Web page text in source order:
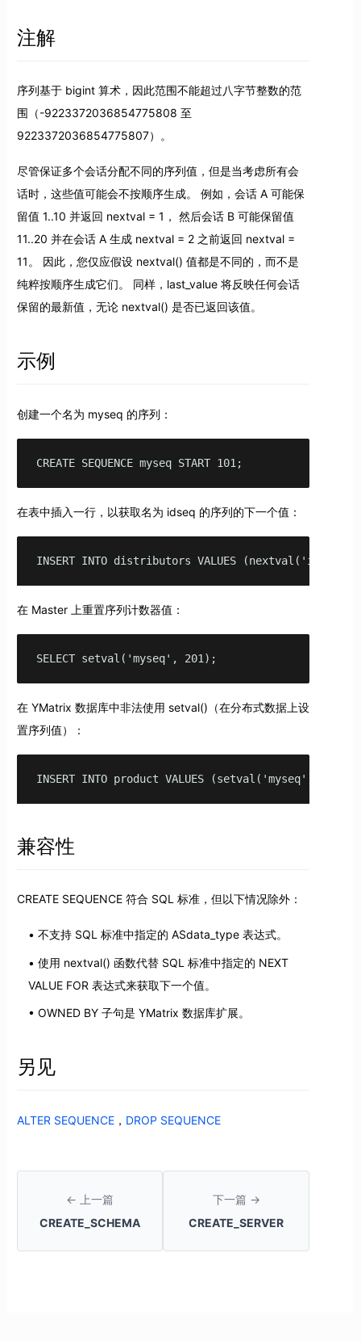
注解
序列基于 bigint 算术，因此范围不能超过八字节整数的范
围（-9223372036854775808 至
9223372036854775807）。
尽管保证多个会话分配不同的序列值，但是当考虑所有会
话时，这些值可能会不按顺序生成。 例如，会话 A 可能保
留值 1..10 并返回 nextval = 1， 然后会话 B 可能保留值
11..20 并在会话 A 生成 nextval = 2 之前返回 nextval =
11。 因此，您仅应假设 nextval() 值都是不同的，而不是
纯粹按顺序生成它们。 同样，last_value 将反映任何会话
保留的最新值，无论 nextval() 是否已返回该值。
示例
创建一个名为 myseq 的序列：
CREATE SEQUENCE myseq START 101;
在表中插入一行，以获取名为 idseq 的序列的下一个值：
INSERT INTO distributors VALUES
在 Master 上重置序列计数器值：
SELECT setval('myseq', 201);
在 YMatrix 数据库中非法使用 setval()（在分布式数据上设
置序列值）：
INSERT INTO product VALUES (setval('myseq',
兼容性
CREATE SEQUENCE 符合 SQL 标准，但以下情况除外：
不支持 SQL 标准中指定的 ASdata_type 表达式。
使用 nextval() 函数代替 SQL 标准中指定的 NEXT
VALUE FOR 表达式来获取下一个值。
OWNED BY 子句是 YMatrix 数据库扩展。
另见
ALTER SEQUENCE， DROP SEQUENCE
← 上一篇
CREATE_SCHEMA
下一篇 →
CREATE_SERVER